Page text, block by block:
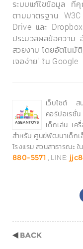
ระบบแก้ไขข้อมูล ที่
ตามมาตรฐาน
Drive และ
ประมวลผลข้อควา
สวยงาม โดยอัตโนมั
เจอง่าย" ใน Google
เว็บไซต์ ส
คอร์ปอเรชั่น
เด็กเล่น เค
สำหรับ ศูนย์พัฒนาเด็กเ
โรงแรม สวนสาธารณะ
880-5571 , LINE: